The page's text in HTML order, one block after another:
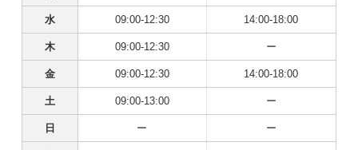
水 09:00-12:30 14:00-18:00
木 09:00-12:30 ー
金 09:00-12:30 14:00-18:00
土 09:00-13:00 ー
日 ー ー